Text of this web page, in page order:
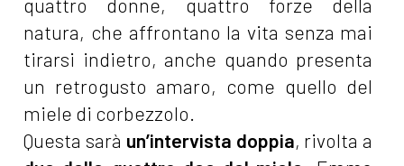
quattro donne, quattro forze della
natura, che affrontano la vita senza mai
tirarsi indietro, anche quando presenta
un retrogusto amaro, come quello del
miele di corbezzolo.
Questa sarà un’intervista doppia, rivolta a